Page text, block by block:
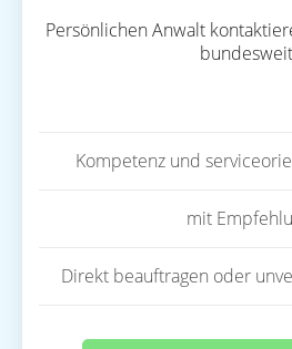
Persönlichen Anwalt
Kompetenz und
mit
Direkt beauftragen oder